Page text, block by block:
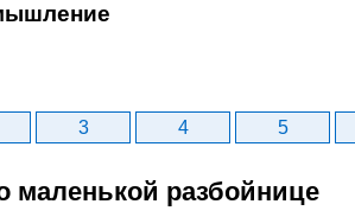
3 4 5
маленькой разбойнице